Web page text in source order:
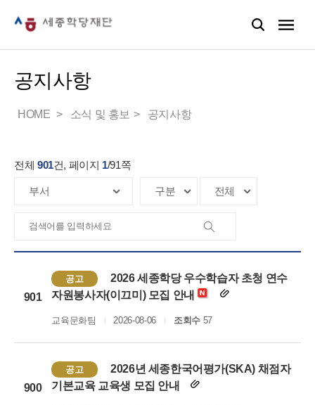
공지사항
HOME 소식 및 홍보 공지사항
전체 901건, 페이지 1/91쪽
901
공고
2026 세종학당 우수학습자 초청 연수
자원봉사자(이끄미) 모집 안내
교육문화팀 2026-08-06 조회수57
900
공고
2026년 세종한국어평가(SKA) 채점자
기본교육 교육생 모집 안내